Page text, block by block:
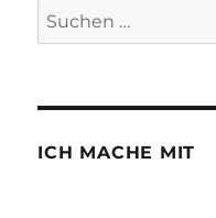
Suchen
nach:
ICH MACHE MIT